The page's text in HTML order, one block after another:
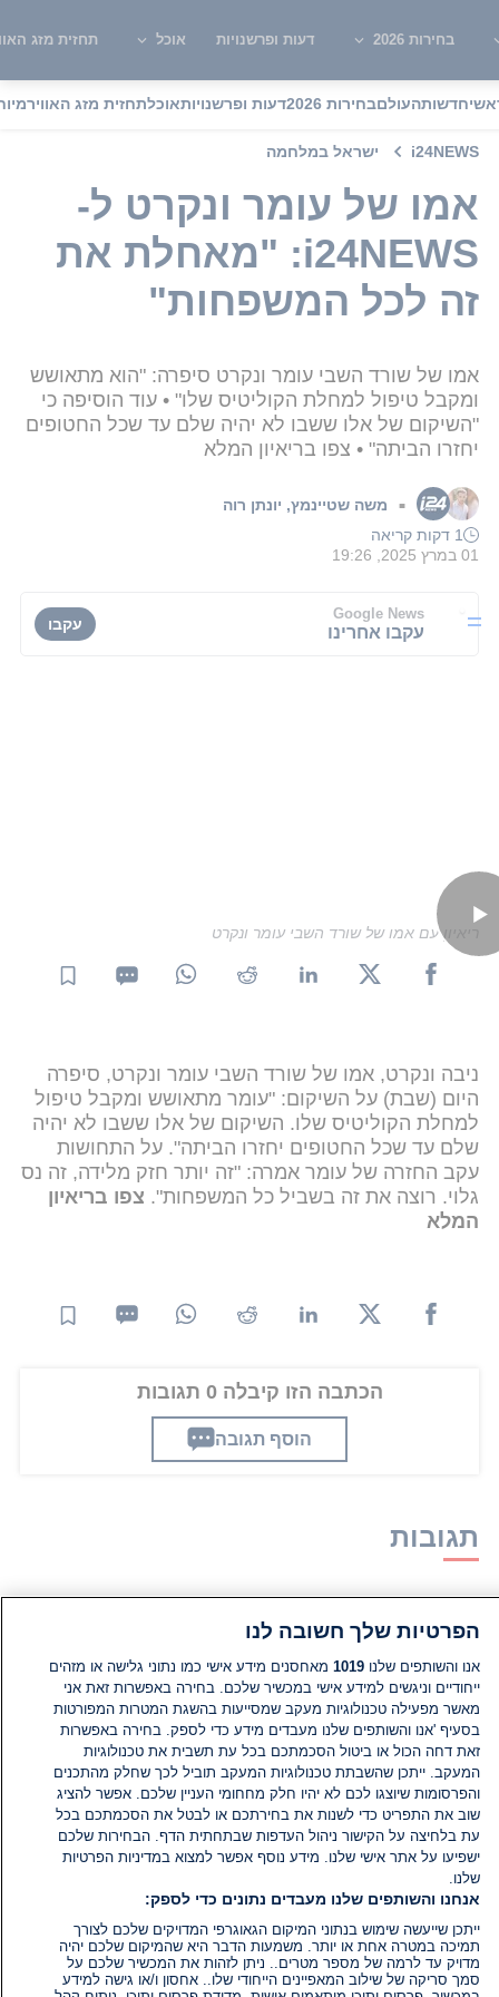
בחירות 2026 דעות ופרשנויות אוכל תחזית מזג
חדשותהעולםבחירות 2026 דעות ופרשנויותאוכלתחזית מזג האוויר
i24NEWS ישראל במלחמה
אמו של עומר ונקרט ל-
i24NEWS: "מאחלת את
זה לכל המשפחות"
אמו של שורד השבי עומר ונקרט סיפרה: "הוא מתאושש
ומקבל טיפול למחלת הקוליטיס שלו" • עוד הוסיפה כי
"השיקום של אלו ששבו לא יהיה שלם עד שכל החטופים
יחזרו הביתה" • צפו בריאיון המלא
■ משה שטיינמץ, יונתן רוה
1 דקות קריאה
01 במרץ 2025, 19:26
Google News
עקבו אחרינו עקבו
ריאיון עם אמו של שורד השבי עומר ונקרט
ניבה ונקרט, אמו של שורד השבי עומר ונקרט, סיפרה
היום (שבת) על השיקום: "עומר מתאושש ומקבל טיפול
למחלת הקוליטיס שלו. השיקום של אלו ששבו לא יהיה
שלם עד שכל החטופים יחזרו הביתה". על התחושות
עקב החזרה של עומר אמרה: "זה יותר חזק מלידה, זה נס
גלוי. רוצה את זה בשביל כל המשפחות". צפו בריאיון
המלא
הכתבה הזו קיבלה 0 תגובות
הוסף תגובה
תגובות
אין עדיין תגובות. היה הראשון להגיב
הוסף תגובה
הפרטיות שלך חשובה לנו
אנו והשותפים שלנו1019 מאחסנים מידע אישי כמו נתוני גלישה או מזהים
ייחודיים וניגשים למידע אישי במכשיר שלכם. בחירה באפשרות זאת אני
מאשר מפעילה טכנולוגיות מעקב שמסייעות בהשגת המטרות המפורטות
בסעיף 'אנו והשותפים שלנו מעבדים מידע כדי לספק. בחירה באפשרות
זאת דחה הכול או ביטול הסכמתכם בכל עת תשבית את טכנולוגיות
המעקב. ייתכן שהשבתת טכנולוגיות המעקב תוביל לכך שחלק מהתכנים
והפרסומות שיוצגו לכם לא יהיו חלק מחחומי העניין שלכם. אפשר להציג
שוב את התפריט כדי לשנות את בחירתכם או לבטל את הסכמתכם בכל
עת בלחיצה על הקישור ניהול העדפות שבתחתית הדף. הבחירות שלכם
ישפיעו על אתר אישי שלנו. מידע נוסף אפשר למצוא במדיניות הפרטיות
שלנו.
אנחנו והשותפים שלנו מעבדים נתונים כדי לספק:
ייתכן שייעשה שימוש בנתוני המיקום הגאוגרפי המדויקים שלכם לצורך
תמיכה במטרה אחת או יותר. משמעות הדבר היא שהמיקום שלכם יהיה
מדויק עד לרמה של מספר מטרים.. ניתן לזהות את המכשיר שלכם על
סמך סריקה של שילוב המאפיינים הייחודי שלו.. אחסון ו/או גישה למידע